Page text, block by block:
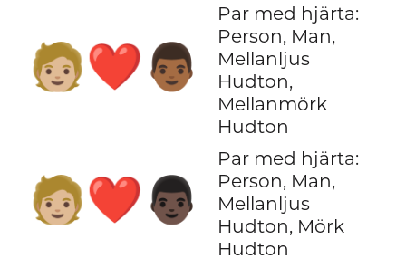
🧑🏼‍❤️‍👨🏾
Par med hjärta:
Person, Man,
Mellanljus
Hudton,
Mellanmörk
Hudton
🧑🏼‍❤️‍👨🏿
Par med hjärta:
Person, Man,
Mellanljus
Hudton, Mörk
Hudton